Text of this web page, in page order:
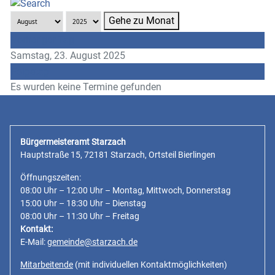
Gehe zu Monat
Samstag, 23. August 2025
Es wurden keine Termine gefunden
Bürgermeisteramt Starzach
Hauptstraße 15, 72181 Starzach, Ortsteil Bierlingen
Öffnungszeiten:
08:00 Uhr – 12:00 Uhr – Montag, Mittwoch, Donnerstag
15:00 Uhr – 18:30 Uhr – Dienstag
08:00 Uhr – 11:30 Uhr – Freitag
Kontakt:
E-Mail:gemeinde@starzach.de
Mitarbeitende (mit individuellen Kontaktmöglichkeiten)